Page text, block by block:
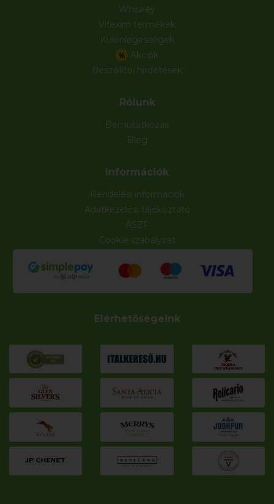
Whiskey
Vitexim termékek
Különlegességek
%
Akciók
Beszállítói hirdetések
Rólunk
Bemutatkozás
Blog
Információk
Rendelési információk
Adatkezelési tájékoztató
ÁSZF
Cookie szabályzat
Elérhetőségeink